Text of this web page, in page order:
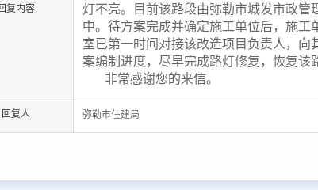
复内容
灯不亮。目前该路段由弥勒市城发市政管
中。待方案完成并确定施工单位后，施
室已第一时间对接该改造项目负责人，
案编制进度，尽早完成路灯修复，恢复该
非常感谢您的来信。
回复人 弥勒市住建局